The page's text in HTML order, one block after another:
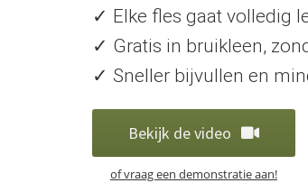
✓ Elke fles gaat volledig
✓ Gratis in bruikleen,
✓ Sneller bijvullen en
Bekijk de video
of vraag een demonstratie aan!